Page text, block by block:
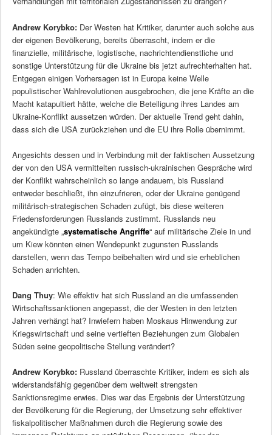
Andrew Korybko:Der Westen hat Kritiker, darunter auch solche aus
der eigenen Bevölkerung, bereits überrascht, indem er die
finanzielle, militärische, logistische, nachrichtendienstliche und
sonstige Unterstützung für die Ukraine bis jetzt aufrechterhalten hat.
Entgegen einigen Vorhersagen ist in Europa keine Welle
populistischer Wahlrevolutionen ausgebrochen, die jene Kräfte an die
Macht katapultiert hätte, welche die Beteiligung ihres Landes am
Ukraine-Konflikt aussetzen würden. Der aktuelle Trend geht dahin,
dass sich die USA zurückziehen und die EU ihre Rolle übernimmt.
Angesichts dessen und in Verbindung mit der faktischen Aussetzung
der von den USA vermittelten russisch-ukrainischen Gespräche wird
der Konflikt wahrscheinlich so lange andauern, bis Russland
entweder beschließt, ihn einzufrieren, oder der Ukraine genügend
militärisch-strategischen Schaden zufügt, bis diese weiteren
Friedensforderungen Russlands zustimmt. Russlands neu
angekündigte „systematische Angriffe“ auf militärische Ziele in und
um Kiew könnten einen Wendepunkt zugunsten Russlands
darstellen, wenn das Tempo beibehalten wird und sie erheblichen
Schaden anrichten.
Dang Thuy: Wie effektiv hat sich Russland an die umfassenden
Wirtschaftssanktionen angepasst, die der Westen in den letzten
Jahren verhängt hat? Inwiefern haben Moskaus Hinwendung zur
Kriegswirtschaft und seine vertieften Beziehungen zum Globalen
Süden seine geopolitische Stellung verändert?
Andrew Korybko:Russland überraschte Kritiker, indem es sich als
widerstandsfähig gegenüber dem weltweit strengsten
Sanktionsregime erwies. Dies war das Ergebnis der Unterstützung
der Bevölkerung für die Regierung, der Umsetzung sehr effektiver
fiskalpolitischer Maßnahmen durch die Regierung sowie des